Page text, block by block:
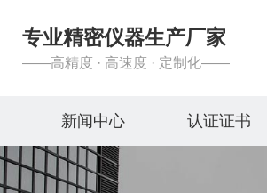
专业精密仪器生产厂家
——高精度 · 高速度 · 定制化——
新闻中心 认证证书